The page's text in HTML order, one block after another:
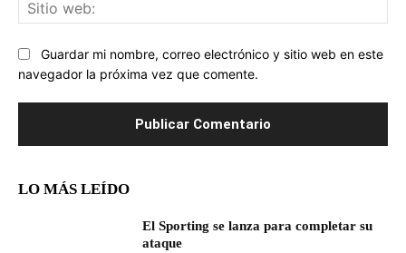
Guardar mi nombre, correo electrónico y sitio web en este
navegador la próxima vez que comente.
LO MÁS LEÍDO
El Sporting se lanza para completar su
ataque